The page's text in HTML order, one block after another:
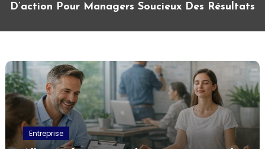
D’action Pour Managers Soucieux Des Résultats
Entreprise